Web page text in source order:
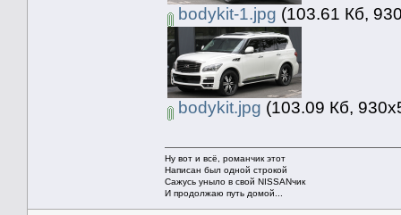
bodykit-1.jpg (103.61 Кб,
bodykit.jpg (103.09 Кб,
Ну вот и всё, романчик этот
Написан был одной строкой
Сажусь уныло в свой NISSANчик
И продолжаю путь домой...